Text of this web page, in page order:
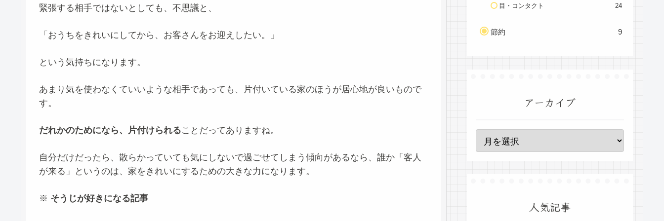
緊張する相手ではないとしても、不思議と、
「おうちをきれいにしてから、お客さんをお迎えしたい。」
という気持ちになります。
あまり気を使わなくていいような相手であっても、片付いている家のほうが居心地が良いもので
す。
だれかのためになら、片付けられることだってありますね。
自分だけだったら、散らかっていても気にしないで過ごせてしまう傾向があるなら、誰か「客人
が来る」というのは、家をきれいにするための大きな力になります。
※ そうじが好きになる記事
目・コンタクト 24
節約 9
アーカイブ
人気記事